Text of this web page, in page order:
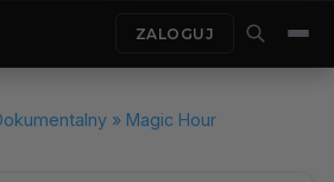
ZALOGUJ
» Magic Hour